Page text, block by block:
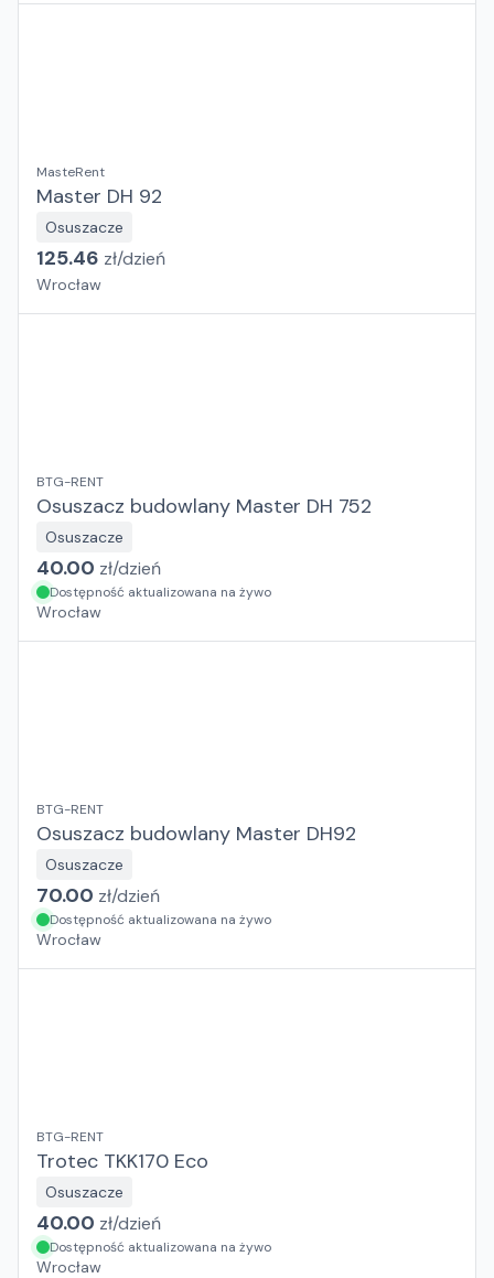
MasteRent
Master DH 92
Osuszacze
125.46 zł/dzień
Wrocław
BTG-RENT
Osuszacz budowlany Master DH 752
Osuszacze
40.00 zł/dzień
Dostępność aktualizowana na żywo
Wrocław
BTG-RENT
Osuszacz budowlany Master DH92
Osuszacze
70.00 zł/dzień
Dostępność aktualizowana na żywo
Wrocław
BTG-RENT
Trotec TKK170 Eco
Osuszacze
40.00 zł/dzień
Dostępność aktualizowana na żywo
Wrocław